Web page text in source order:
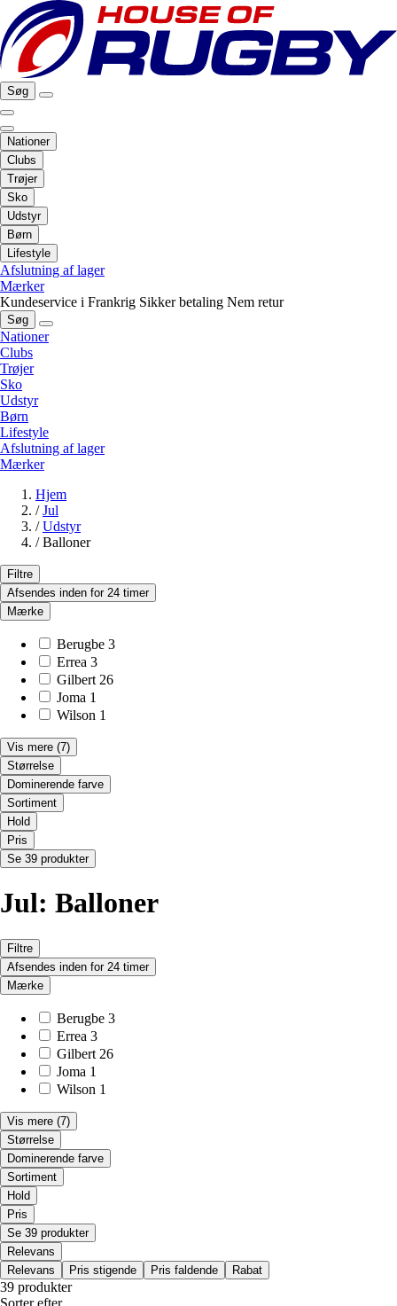
Søg
Nationer
Clubs
Trøjer
Sko
Udstyr
Børn
Lifestyle
Afslutning af lager
Mærker
Kundeservice i Frankrig Sikker betaling Nem retur
Søg
Nationer
Clubs
Trøjer
Sko
Udstyr
Børn
Lifestyle
Afslutning af lager
Mærker
Hjem
/ Jul
/ Udstyr
/ Balloner
Filtre
Afsendes inden for 24 timer
Mærke
Berugbe 3
Errea 3
Gilbert 26
Joma 1
Wilson 1
Vis mere (7)
Størrelse
Dominerende farve
Sortiment
Hold
Pris
Se 39 produkter
Jul: Balloner
Filtre
Afsendes inden for 24 timer
Mærke
Berugbe 3
Errea 3
Gilbert 26
Joma 1
Wilson 1
Vis mere (7)
Størrelse
Dominerende farve
Sortiment
Hold
Pris
Se 39 produkter
Relevans
Relevans
Pris stigende Pris faldende Rabat
39 produkter
Sorter efter